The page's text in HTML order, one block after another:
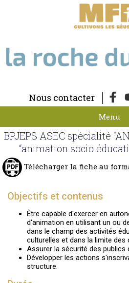
Nous contacter
Menu
BPJEPS ASEC spécialité
“animation socio
Télécharger la fiche au
Objectifs et contenus
Être capable d'exercer en
d'animation en utilisant un ou
dans le champ des activités
culturelles et dans la limite des
Assurer la sécurité des publics
Développer les actions
structure.